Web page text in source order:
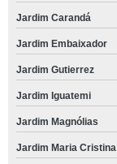
Jardim Carandá
Jardim Embaixador
Jardim Gutierrez
Jardim Iguatemi
Jardim Magnólias
Jardim Maria Cristina